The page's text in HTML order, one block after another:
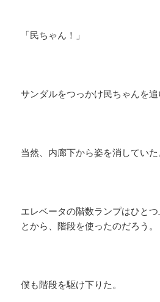
「民ちゃん！」
サンダルをつっかけ民ちゃんを追
当然、内廊下から姿を消していた
エレベータの階数ランプはひと
とから、階段を使ったのだろう。
僕も階段を駆け下りた。